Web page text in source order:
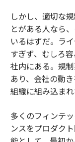
しかし、適切な
とがある人なら
いるはずだ。ラ
すぎず、むしろ
社内にある。規
あり、会社の動
組織に組み込ま
多くのフィンテ
ンスをプロダク